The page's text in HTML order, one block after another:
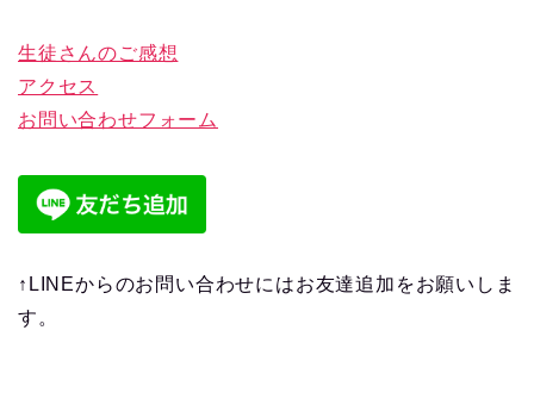
生徒さんのご感想
アクセス
お問い合わせフォーム
↑LINEからのお問い合わせにはお友達追加をお願いしま
す。